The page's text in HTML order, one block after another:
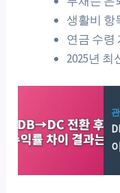
생활비 항
연금 수령
2025년